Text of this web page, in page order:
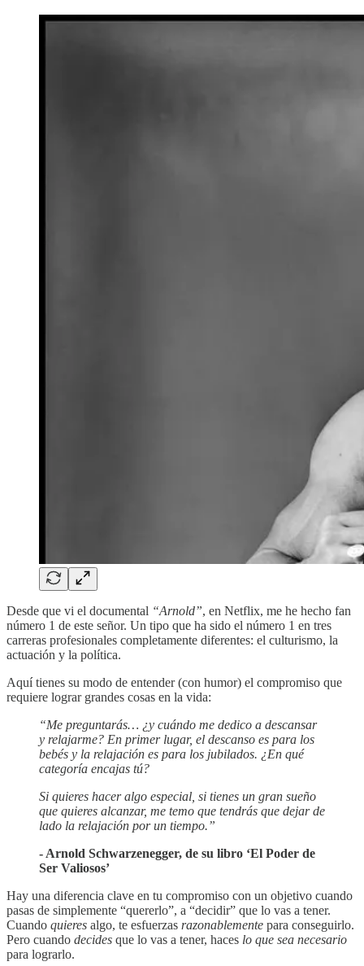
Desde que vi el documental “Arnold”, en Netflix, me he hecho fan
número 1 de este señor. Un tipo que ha sido el número 1 en tres
carreras profesionales completamente diferentes: el culturismo, la
actuación y la política.
Aquí tienes su modo de entender (con humor) el compromiso que
requiere lograr grandes cosas en la vida:
“Me preguntarás… ¿y cuándo me dedico a descansar
y relajarme? En primer lugar, el descanso es para los
bebés y la relajación es para los jubilados. ¿En qué
categoría encajas tú?
Si quieres hacer algo especial, si tienes un gran sueño
que quieres alcanzar, me temo que tendrás que dejar de
lado la relajación por un tiempo.”
- Arnold Schwarzenegger, de su libro ‘El Poder de
Ser Valiosos’
Hay una diferencia clave en tu compromiso con un objetivo cuando
pasas de simplemente “quererlo”, a “decidir” que lo vas a tener.
Cuando quieres algo, te esfuerzas razonablemente para conseguirlo.
Pero cuando decides que lo vas a tener, haces lo que sea necesario
para lograrlo.